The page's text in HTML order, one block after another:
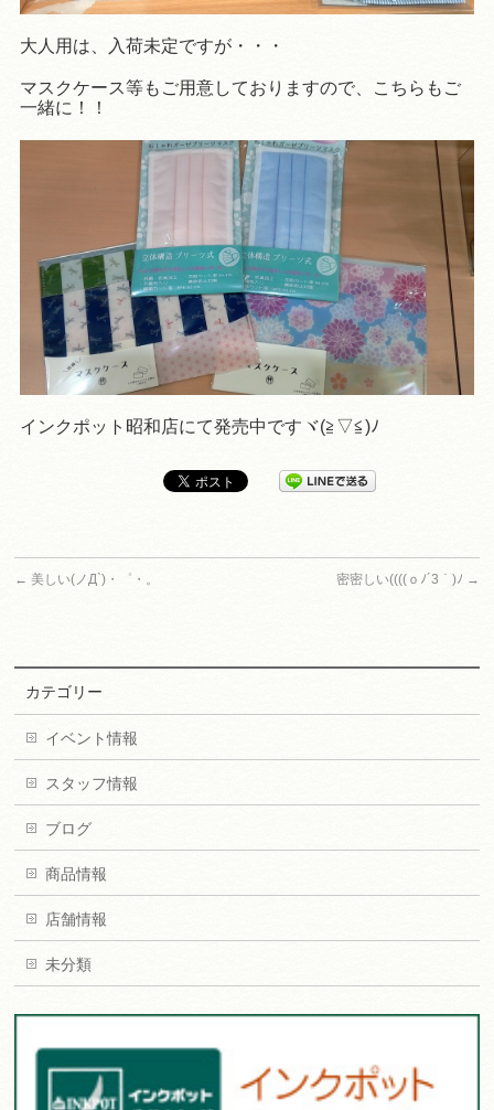
大人用は、入荷未定ですが・・・
マスクケース等もご用意しておりますので、こちらもご
一緒に！！
インクポット昭和店にて発売中ですヾ(≧▽≦)ﾉ
← 美しい(ノД`)・゜・。 密密しい((((ｏﾉ´3｀)ﾉ →
カテゴリー
イベント情報
スタッフ情報
ブログ
商品情報
店舗情報
未分類